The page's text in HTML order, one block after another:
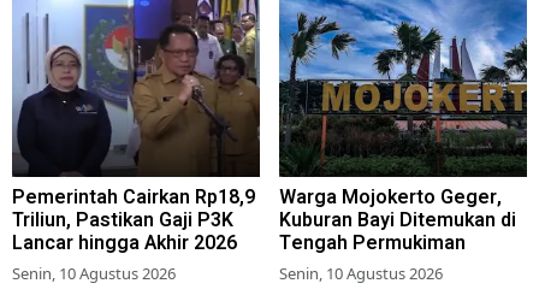
Pemerintah Cairkan Rp18,9
Triliun, Pastikan Gaji P3K
Lancar hingga Akhir 2026
Senin, 10 Agustus 2026
Warga Mojokerto Geger,
Kuburan Bayi Ditemukan di
Tengah Permukiman
Senin, 10 Agustus 2026